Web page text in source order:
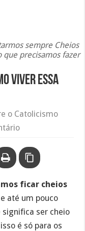
sempre Cheios
que precisamos fazer
viver essa
o Catolicismo
ficar cheios
até um pouco
ser cheio
é só para os